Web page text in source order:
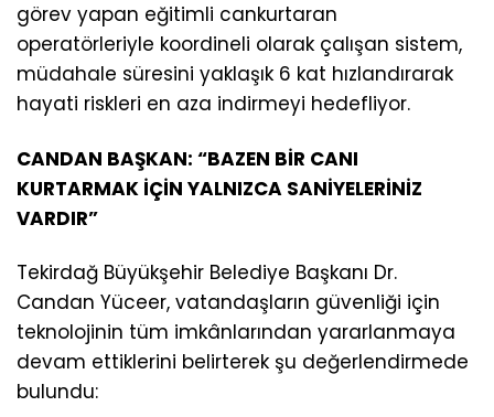
görev yapan eğitimli cankurtaran
operatörleriyle koordineli olarak çalışan sistem,
müdahale süresini yaklaşık 6 kat hızlandırarak
hayati riskleri en aza indirmeyi hedefliyor.
CANDAN BAŞKAN: “BAZEN BİR CANI
KURTARMAK İÇİN YALNIZCA SANİYELERİNİZ
VARDIR”
Tekirdağ Büyükşehir Belediye Başkanı Dr.
Candan Yüceer, vatandaşların güvenliği için
teknolojinin tüm imkânlarından yararlanmaya
devam ettiklerini belirterek şu değerlendirmede
bulundu: